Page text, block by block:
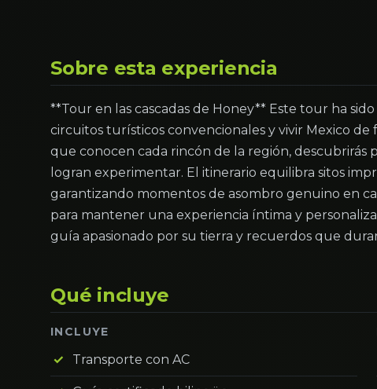
Sobre esta experiencia
**Tour en las cascadas de Honey** Este tour ha
circuitos turísticos convencionales y vivir Mexico
que conocen cada rincón de la región, descubrirás
logran experimentar. El itinerario equilibra sitos
garantizando momentos de asombro genuino en
para mantener una experiencia íntima y
guía apasionado por su tierra y recuerdos que
Qué incluye
INCLUYE
Transporte con AC